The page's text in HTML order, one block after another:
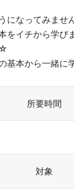
になってみませ
をイチから学び
基本から一緒に
所要時間
対象